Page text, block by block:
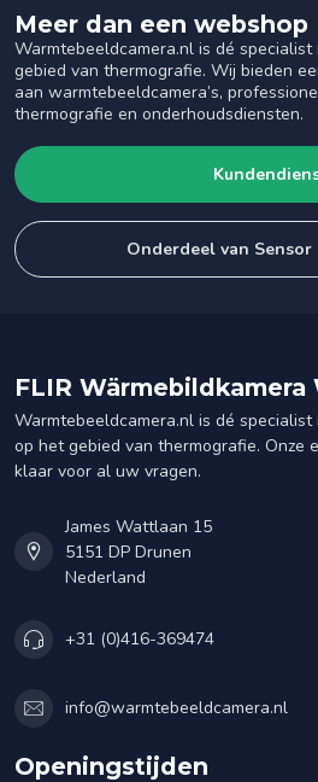
Meer dan een webshop
Warmtebeeldcamera.nl is dé
gebied van thermografie. Wij bieden
aan warmtebeeldcamera’s,
thermografie en onderhoudsdiensten.
Onderdeel van Sensor
FLIR Wärmebildkamera
Warmtebeeldcamera.nl is dé
op het gebied van thermografie. Onze
klaar voor al uw vragen.
James Wattlaan 15
5151 DP Drunen
Nederland
+31 (0)416-369474
info@warmtebeeldcamera.nl
Openingstijden